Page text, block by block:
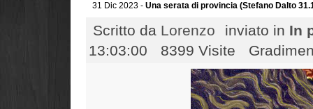
31 Dic 2023 - Una serata di provincia (Stefano Dalto
Scritto da Lorenzo inviato in In
13:03:00
8399 Visite